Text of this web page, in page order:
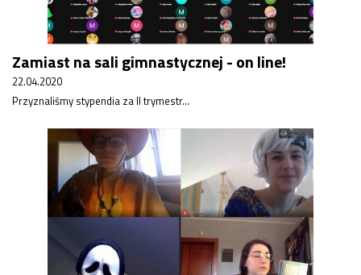
Zamiast na sali gimnastycznej - on line!
22.04.2020
Przyznaliśmy stypendia za II trymestr...